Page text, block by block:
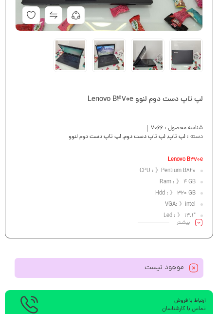
لپ تاپ دست دوم لنوو Lenovo B470e
شناسه محصول : 7066
دسته : لپ تاپ,لپ تاپ دست دوم,لپ تاپ دست دوم لنوو
Lenovo B470e
CPU : 》Pentium B820
Ram : 》 4 GB
Hdd : 》 320 GB
VGA: 》intel
Led : 》 14.1″
بیشـتر
موجود نیست
ارتباط با فروش
تماس با کارشناسان